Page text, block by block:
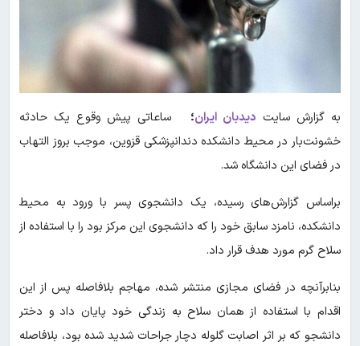
به گزارش سایت دیدبان ایران؛ ساعاتی پیش وقوع یک حادثه
خشونت‌بار در محیط دانشکده دندانپزشکی قزوین، موجب بروز التهاب
در فضای این دانشگاه شد.
براساس گزارش‌های رسیده، یک دانشجوی پسر با ورود به محیط
دانشکده، نامزد سابق خود را که دانشجوی این مرکز بود را با استفاده از
سلاح گرم مورد هدف قرار داد.
بنابرآنچه در فضای مجازی منتشر شده، مهاجم بلافاصله پس از این
اقدام با استفاده از همان سلاح به زندگی خود پایان داد و دختر
دانشجو که بر اثر اصابت گلوله دچار جراحات شدید شده بود، بلافاصله